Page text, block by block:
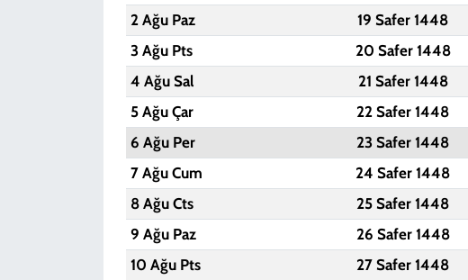
2 Ağu Paz
19 Safer 1448
3 Ağu Pts
20 Safer 1448
4 Ağu Sal
21 Safer 1448
5 Ağu Çar
22 Safer 1448
6 Ağu Per
23 Safer 1448
7 Ağu Cum
24 Safer 1448
8 Ağu Cts
25 Safer 1448
9 Ağu Paz
26 Safer 1448
10 Ağu Pts
27 Safer 1448